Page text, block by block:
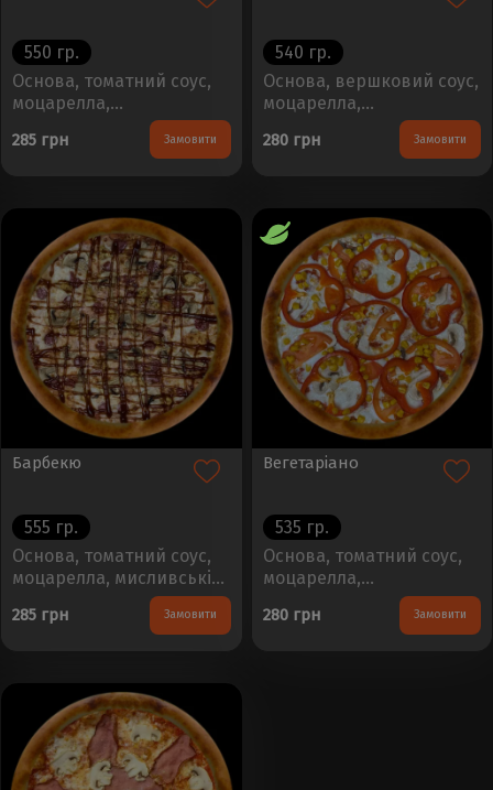
550 гр.
Основа, томатний соус,
моцарелла,
шампіньйони, шинка,
маслиниРозмір - 30см,
285 грн Замовити
540 гр.
Основа, вершковий соус,
моцарелла,
шампіньйони, дорблю,
куркаРозмір - 30см, Вага
280 грн Замовити
Барбекю
555 гр.
Основа, томатний соус,
моцарелла, мисливські
ковбаски, курка,
шампіньйони , соус
285 грн Замовити
Вегетаріано
535 гр.
Основа, томатний соус,
моцарелла,
шампіньйони, помідори,
болгарський перець,
280 грн Замовити